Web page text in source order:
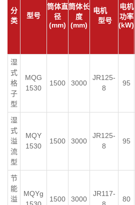
分
类
型号
筒体直
径
(mm)
筒体长
度
(mm)
电机
型号
电机
功率
(kW)
湿
式
格
子
型
MQG
1530
1500 3000
JR125-
8
95
湿
式
溢
流
型
MQY
1530
1500 3000
JR125-
8
95
节
能
溢
MQYg
1500 3000
JR117-
80